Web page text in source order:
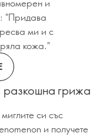
и
"Придава
ми и с
кожа."
разкошна грижа
си със
и получете